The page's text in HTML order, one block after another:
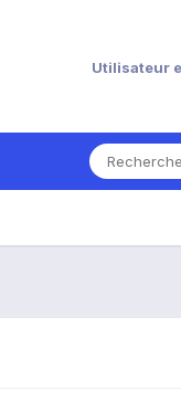
Utilisateur